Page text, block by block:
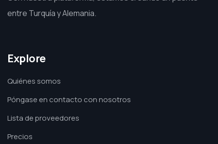
entre Turquía y Alemania.
Explore
Quiénes somos
Póngase en contacto con nosotros
Lista de proveedores
Precios